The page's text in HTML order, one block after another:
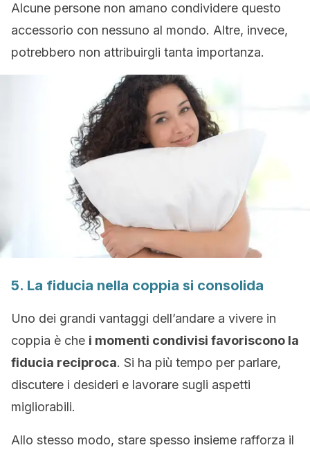
Alcune persone non amano condividere questo
accessorio con nessuno al mondo. Altre, invece,
potrebbero non attribuirgli tanta importanza.
5. La fiducia nella coppia si consolida
Uno dei grandi vantaggi dell’andare a vivere in
coppia è che i momenti condivisi favoriscono la
fiducia reciproca. Si ha più tempo per parlare,
discutere i desideri e lavorare sugli aspetti
migliorabili.
Allo stesso modo, stare spesso insieme rafforza il